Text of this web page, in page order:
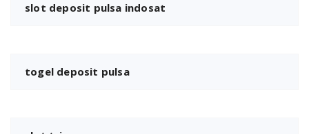
slot deposit pulsa indosat
togel deposit pulsa